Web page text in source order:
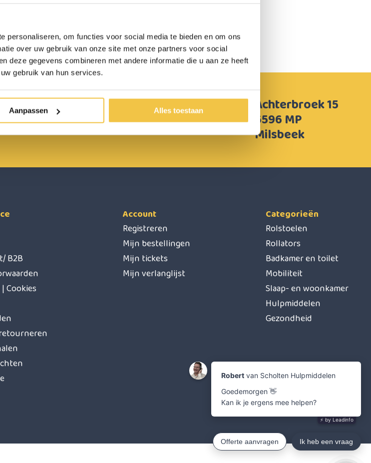
personaliseren, om functies voor social media te bieden en om ons
over uw gebruik van onze site met onze partners voor social
deze gegevens combineren met andere informatie die u aan ze heeft
gebruik van hun services.
Aanpassen Alles toestaan
0485 800 814
Achterbroek 15
6596 MP
Milsbeek
B2B
Cookies
Account
Registreren
Mijn bestellingen
Mijn tickets
Mijn verlanglijst
Categorieën
Rolstoelen
Rollators
Badkamer en toilet
Mobiliteit
Slaap- en woonkamer
Hulpmiddelen
Gezondheid